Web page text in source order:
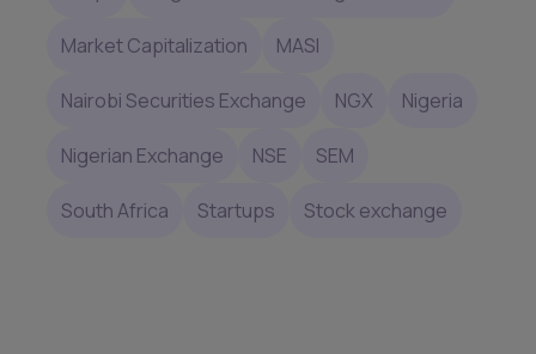
Market Capitalization MASI
Nairobi Securities Exchange NGX Nigeria
Nigerian Exchange NSE SEM
South Africa Startups Stock exchange